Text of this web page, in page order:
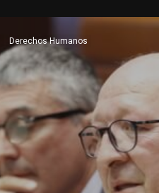
Derechos Humanos